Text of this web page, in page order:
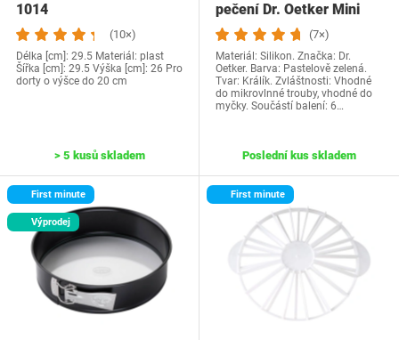
1014
(10×)
Délka [cm]: 29.5 Materiál: plast
Šířka [cm]: 29.5 Výška [cm]: 26 Pro
dorty o výšce do 20 cm
> 5 kusů skladem
pečení Dr. Oetker Mini
králíčci,…
(7×)
Materiál: Silikon. Značka: Dr.
Oetker. Barva: Pastelově zelená.
Tvar: Králík. Zvláštnosti: Vhodné
do mikrovlnné trouby, vhodné do
myčky. Součástí balení: 6…
Poslední kus skladem
First minute
Výprodej
First minute